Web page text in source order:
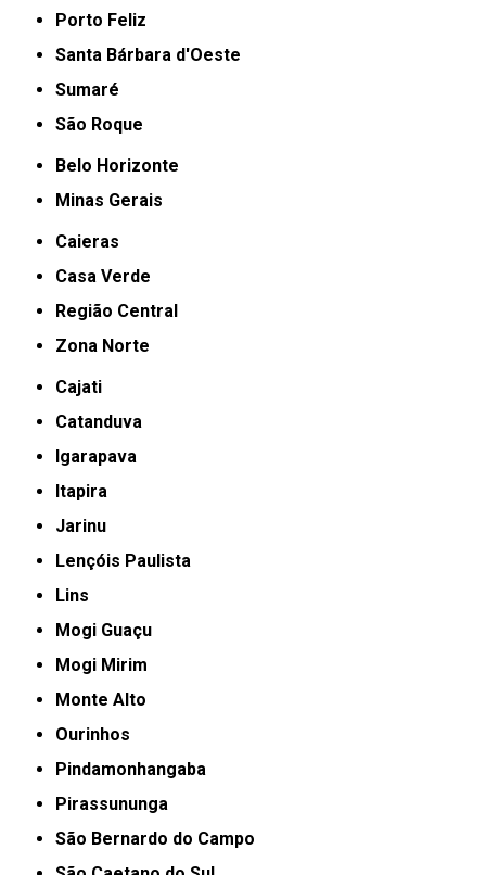
Porto Feliz
Santa Bárbara d'Oeste
Sumaré
São Roque
Belo Horizonte
Minas Gerais
Caieras
Casa Verde
Região Central
Zona Norte
Cajati
Catanduva
Igarapava
Itapira
Jarinu
Lençóis Paulista
Lins
Mogi Guaçu
Mogi Mirim
Monte Alto
Ourinhos
Pindamonhangaba
Pirassununga
São Bernardo do Campo